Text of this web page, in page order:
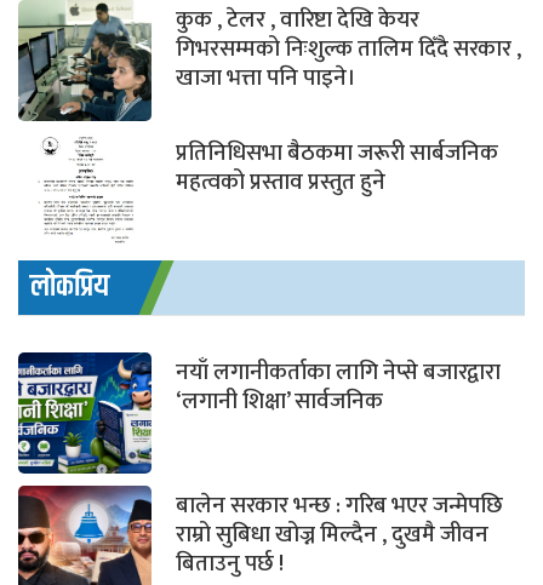
कुक , टेलर , वारिष्टा देखि केयर
गिभरसम्मको निःशुल्क तालिम दिँदै सरकार ,
खाजा भत्ता पनि पाइने।
प्रतिनिधिसभा बैठकमा जरूरी सार्बजनिक
महत्वको प्रस्ताव प्रस्तुत हुने
लोकप्रिय
नयाँ लगानीकर्ताका लागि नेप्से बजारद्वारा
‘लगानी शिक्षा’ सार्वजनिक
बालेन सरकार भन्छ : गरिब भएर जन्मेपछि
राम्रो सुबिधा खोज्न मिल्दैन , दुखमै जीवन
बिताउनु पर्छ !